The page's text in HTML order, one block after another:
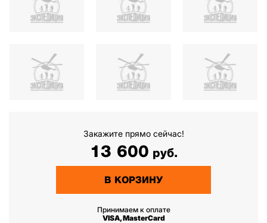
Закажите прямо сейчас!
13 600 руб.
В КОРЗИНУ
Принимаем к оплате
VISA, MasterCard